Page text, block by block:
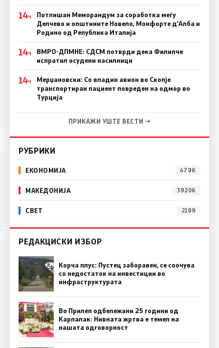
14Ч
Потпишан Меморандум за соработка меѓу
Делчево и општините Новело, Монфорте д’Алба и
Родино од Република Италија
14Ч
ВМРО-ДПМНЕ: СДСM потврди дека Филипче
испратил осудени насилници
14Ч
Мерџановски: Со владин авион во Скопје
транспортиран пациент повреден на одмор во
Турција
ПРИКАЖИ УШТЕ ВЕСТИ →
РУБРИКИ
ЕКОНОМИЈА 4796
МАКЕДОНИЈА 39206
СВЕТ 2199
РЕДАКЦИСКИ ИЗБОР
Корча плус: Пустец заборавен, се соочува
со недостаток на инвестиции во
инфраструктурата
Во Прилеп одбележани 25 години од
Карпалак: Нивната жртва е темел на
нашата одговорност